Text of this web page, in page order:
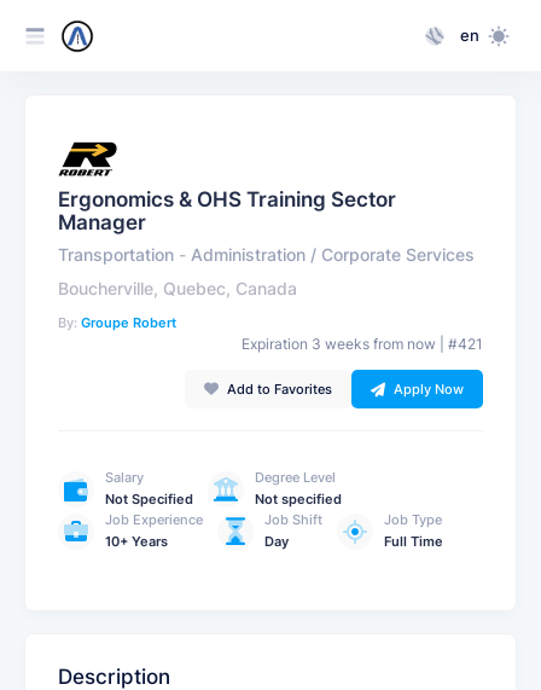
en
Ergonomics & OHS Training Sector
Manager
Transportation - Administration / Corporate Services
Boucherville, Quebec, Canada
By: Groupe Robert
Expiration 3 weeks from now | #421
Add to Favorites Apply Now
Salary
Not Specified
Degree Level
Not specified
Job Experience
10+ Years
Job Shift
Day
Job Type
Full Time
Description